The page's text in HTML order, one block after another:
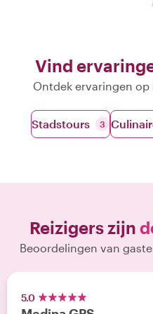
Vind
Ontdek ervaringen
Stadstours 3
Reizigers zijn
Beoordelingen van
5.0